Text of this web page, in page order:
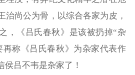
治尚公为骨，以综合各家为皮，
，《吕氏春秋》是该被扔掉“杂
再称《吕氏春秋》为杂家代表作
侯吕不韦是杂家了！